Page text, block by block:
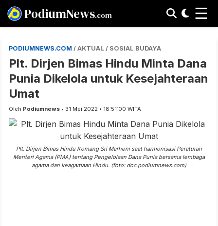
PodiumNews.com ☰
PODIUMNEWS.COM / AKTUAL / SOSIAL BUDAYA
Plt. Dirjen Bimas Hindu Minta Dana
Punia Dikelola untuk Kesejahteraan
Umat
Oleh Podiumnews • 31 Mei 2022 • 18:51:00 WITA
Plt. Dirjen Bimas Hindu Komang Sri Marheni saat harmonisasi Peraturan
Menteri Agama (PMA) tentang Pengelolaan Dana Punia bersama lembaga
agama dan keagamaan Hindu. (foto: doc.podiumnews.com)